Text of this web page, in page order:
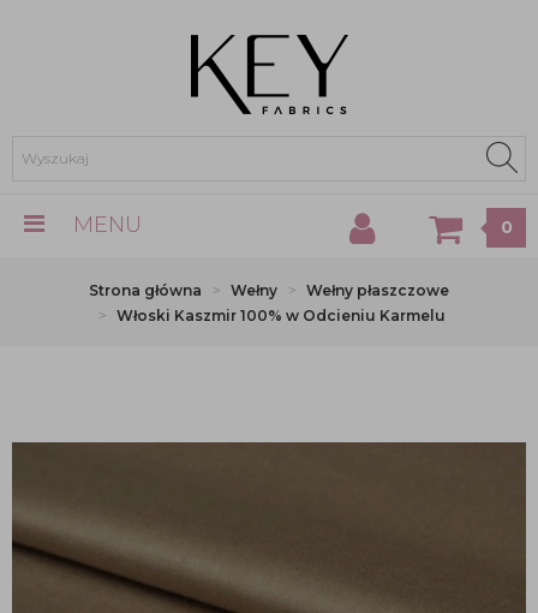
MENU 0
Strona główna Wełny
Wełny płaszczowe
Włoski Kaszmir 100% w Odcieniu Karmelu